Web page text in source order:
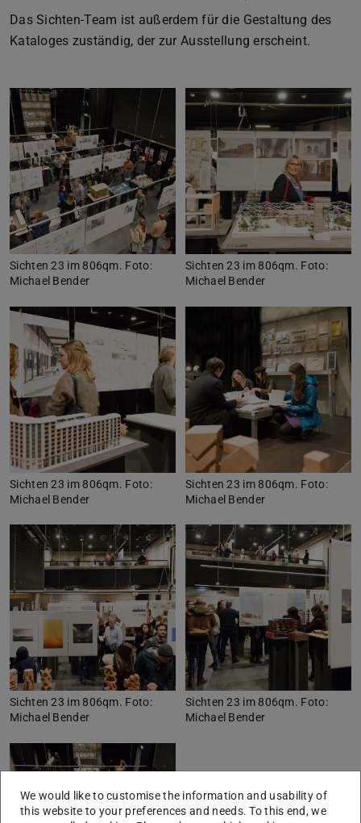
Das Sichten-Team ist außerdem für die Gestaltung des
Kataloges zuständig, der zur Ausstellung erscheint.
Sichten 23 im 806qm. Foto:
Michael Bender
Sichten 23 im 806qm. Foto:
Michael Bender
Sichten 23 im 806qm. Foto:
Michael Bender
Sichten 23 im 806qm. Foto:
Michael Bender
Sichten 23 im 806qm. Foto:
Michael Bender
Sichten 23 im 806qm. Foto:
Michael Bender
We would like to customise the information and usability of
this website to your preferences and needs. To this end, we